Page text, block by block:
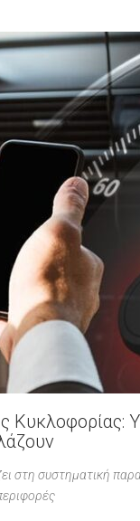
Κυκλοφορίας:
στη συστηματική